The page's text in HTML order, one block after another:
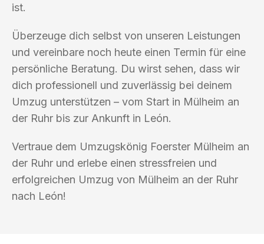
ist.
Überzeuge dich selbst von unseren Leistungen
und vereinbare noch heute einen Termin für eine
persönliche Beratung. Du wirst sehen, dass wir
dich professionell und zuverlässig bei deinem
Umzug unterstützen – vom Start in Mülheim an
der Ruhr bis zur Ankunft in León.
Vertraue dem Umzugskönig Foerster Mülheim an
der Ruhr und erlebe einen stressfreien und
erfolgreichen Umzug von Mülheim an der Ruhr
nach León!